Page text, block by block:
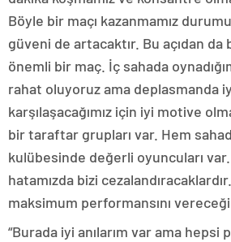
Böyle bir maçı kazanmamız
güveni de artacaktır. Bu açıdan da
önemli bir maç. İç sahada
rahat oluyoruz ama deplasmanda
karşılaşacağımız için iyi motive
bir taraftar grupları var. Hem
kulübesinde değerli oyuncuları
hatamızda bizi
maksimum performansını
“Burada iyi anılarım var ama hepsi